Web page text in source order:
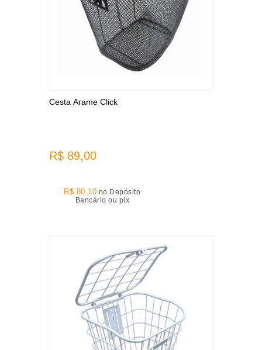
Cesta Arame Click
R$ 89,00
R$ 80,10 no Depósito
Bancário ou pix